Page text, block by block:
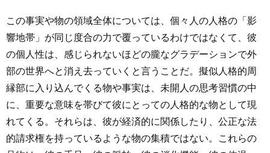
この事実や物の領域全体については、個々人の人格の「影
響地帯」が同じ度合の力で覆っているわけではなくて、彼
の個人性は、感じられないほどの朧なグラデーションで外
部の世界へと消え去っていくと言うことだ。擬似人格的周
縁部に入り込んでくる物や事実は、未開人の思考習慣の中
に、重要な意味を帯びて彼にとっての人格的な物として現
れてくる。それらは、彼が経済的に関係したり、公正な法
的請求権を持っているような物の集積ではない。これらの